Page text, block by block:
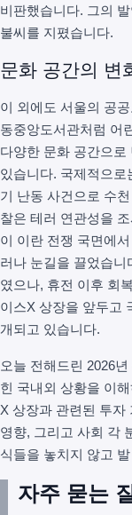
비판했습니다. 그의
불씨를 지폈습니다.
문화 공간의 변
이 외에도 서울의 공
동중앙도서관처럼 어
다양한 문화 공간으로
있습니다. 국제적으
기 난동 사건으로 수
찰은 테러 연관성을
이 이란 전쟁 국면에
러나 눈길을 끌었습니
였으나, 휴전 이후 회
이스X 상장을 앞두고
개되고 있습니다.
오늘 전해드린 2026
힌 국내외 상황을 이
X 상장과 관련된 투자
영향, 그리고 사회 각
식들을 놓치지 않고
자주 묻는